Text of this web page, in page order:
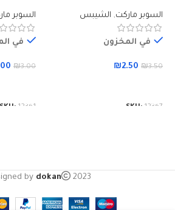
السوبر ماركت, الشيبس
في المخزون
₪3.50
₪2.50
SKU: 12367
السوبر
في
₪3.00
SKU: 12361
by dokan 2023